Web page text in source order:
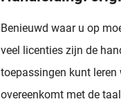
Benieuwd waar u op
veel licenties zijn de
toepassingen kunt
overeenkomt met de